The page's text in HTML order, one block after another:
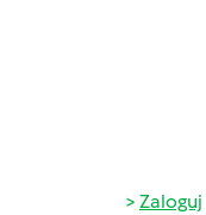
Zaloguj